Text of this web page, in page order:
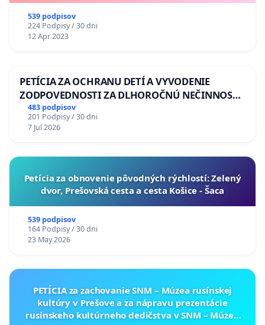
539 podpisov
224 Podpisy / 30 dni
12 Apr 2023
PETÍCIA ZA OCHRANU DETÍ A VYVODENIE
ZODPOVEDNOSTI ZA DLHOROČNÚ NEČINNOSŤ
A ZLYHANIE ŠTÁTU
483 podpisov
201 Podpisy / 30 dni
7 Jul 2026
​Petícia za obnovenie pôvodných rýchlostí: Zelený
dvor, Prešovská cesta a cesta Košice - Šaca
539 podpisov
164 Podpisy / 30 dni
23 May 2026
PETÍCIA za zachovanie SNM – Múzea rusínskej
kultúry v Prešove a za nápravu prezentácie
rusínskeho kultúrneho dedičstva v SNM – Múzeu